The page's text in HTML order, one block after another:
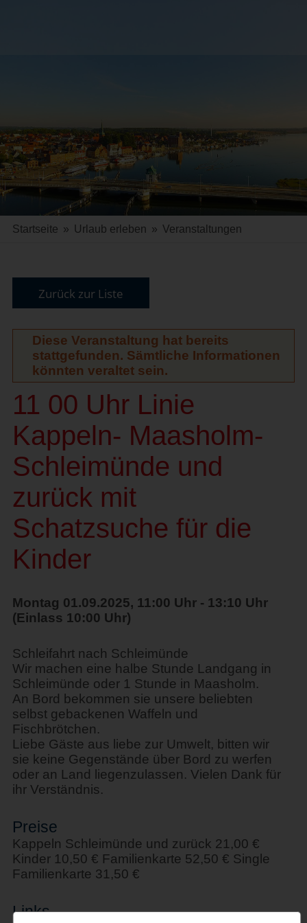
Startseite » Urlaub erleben » Veranstaltungen
Zurück zur Liste
Diese Veranstaltung hat bereits
stattgefunden. Sämtliche Informationen
könnten veraltet sein.
11 00 Uhr Linie
Kappeln- Maasholm-
Schleimünde und
zurück mit
Schatzsuche für die
Kinder
Montag 01.09.2025, 11:00 Uhr - 13:10 Uhr
(Einlass 10:00 Uhr)
Schleifahrt nach Schleimünde
Wir machen eine halbe Stunde Landgang in
Schleimünde oder 1 Stunde in Maasholm.
An Bord bekommen sie unsere beliebten
selbst gebackenen Waffeln und
Fischbrötchen.
Liebe Gäste aus liebe zur Umwelt, bitten wir
sie keine Gegenstände über Bord zu werfen
oder an Land liegenzulassen. Vielen Dank für
ihr Verständnis.
Preise
Kappeln Schleimünde und zurück 21,00 €
Kinder 10,50 € Familienkarte 52,50 € Single
Familienkarte 31,50 €
Links